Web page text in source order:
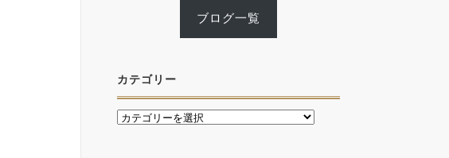
ブログ一覧
カテゴリー